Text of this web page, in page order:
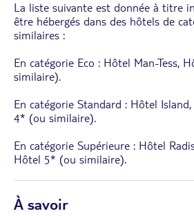
La liste suivante est donnée à titre
être hébergés dans des hôtels de
similaires :
En catégorie Eco : Hôtel Man-Tess,
similaire).
En catégorie Standard : Hôtel
4* (ou similaire).
En catégorie Supérieure : Hôtel
Hôtel 5* (ou similaire).
À savoir